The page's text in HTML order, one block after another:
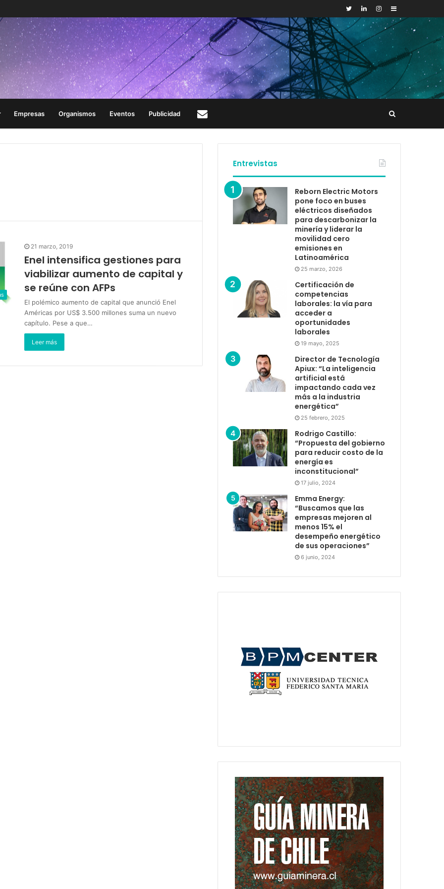
Sidebar
Empresas Organismos Eventos Publicidad
21 marzo, 2019
Enel intensifica gestiones para
viabilizar aumento de capital y
se reúne con AFPs
El polémico aumento de capital que anunció Enel
Américas por US$ 3.500 millones suma un nuevo
capítulo. Pese a que…
Leer más
Entrevistas
Reborn Electric Motors
pone foco en buses
eléctricos diseñados
para descarbonizar la
minería y liderar la
movilidad cero
emisiones en
Latinoamérica
25 marzo, 2026
Certificación de
competencias
laborales: la vía para
acceder a
oportunidades
laborales
19 mayo, 2025
Director de Tecnología
Apiux: “La inteligencia
artificial está
impactando cada vez
más a la industria
energética”
25 febrero, 2025
Rodrigo Castillo:
“Propuesta del gobierno
para reducir costo de la
energía es
inconstitucional”
17 julio, 2024
Emma Energy:
“Buscamos que las
empresas mejoren al
menos 15% el
desempeño energético
de sus operaciones”
6 junio, 2024